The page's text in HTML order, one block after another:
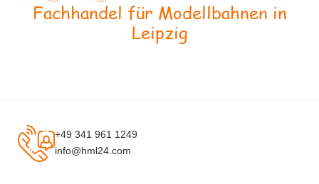
Fachhandel für Modellbahnen in
Leipzig
+49 341 961 1249
info@hml24.com